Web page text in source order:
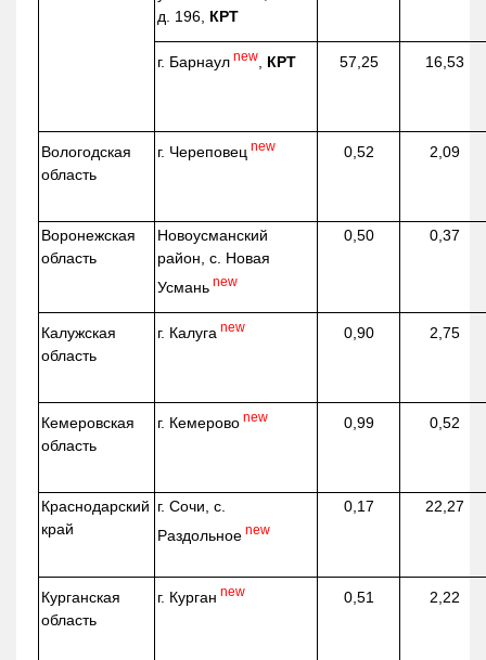
д. 196, КРТ
г. Барнаул new КРТ 57,25 16,53
Вологодская
область
г. Череповец new 0,52 2,09
Воронежская
область
Новоусманский
район, с. Новая
Усмань new
0,50 0,37
Калужская
область
г. Калуга new 0,90 2,75
Кемеровская
область
г. Кемерово new 0,99 0,52
Краснодарский
край
г. Сочи, с.
Раздольное new
0,17 22,27
Курганская
область
г. Курган new 0,51 2,22